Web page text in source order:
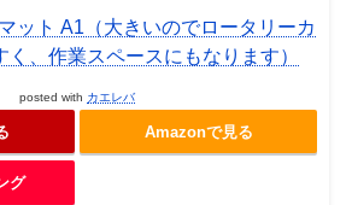
ット A1（大きいのでロータリーカ
く、作業スペースにもなります）
posted with カエレバ
Amazonで見る
グ